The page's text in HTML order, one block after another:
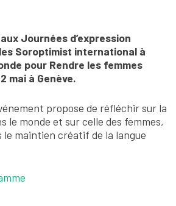
Journées d’expression
Soroptimist international à
pour Rendre les femmes
mai à Genève.
propose de réfléchir sur la
le monde et sur celle des femmes,
le maintien créatif de la langue